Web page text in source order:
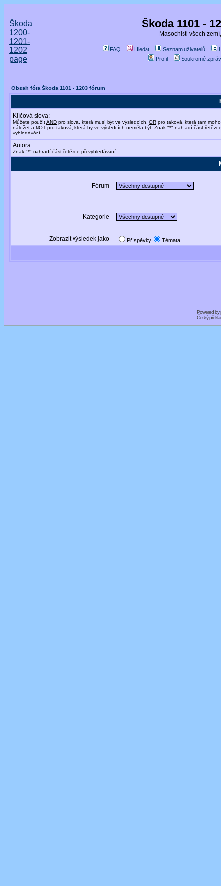
Škoda
1200-
1201-
1202
page
Škoda 1101 -
Masochisti všech
FAQ Hledat Seznam uživatelů
Profil
Soukromé
Obsah fóra Škoda 1101 - 1203 fórum
Klíčová slova:
Můžete použítAND pro slova, která musí být ve výsledcích, OR pro taková, která tam
náležet a NOT pro taková, která by ve výsledcích neměla být. Znak "*" nahradí část
vyhledávání.
Autora:
Znak "*" nahradí část řetězce při vyhledávání.
Fórum:
Kategorie:
Zobrazit výsledek jako: Příspěvky Témata
Powered by
Český